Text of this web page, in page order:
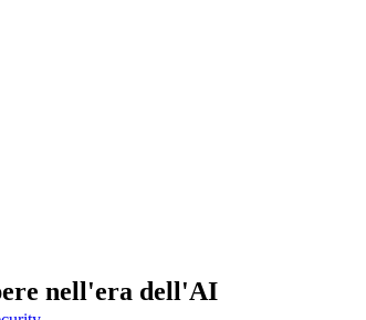
nell'era dell'AI